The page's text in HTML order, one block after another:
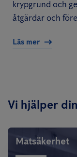
krypgrund och
åtgärdar och
Läs mer
Vi hjälper
Matsäkerhet